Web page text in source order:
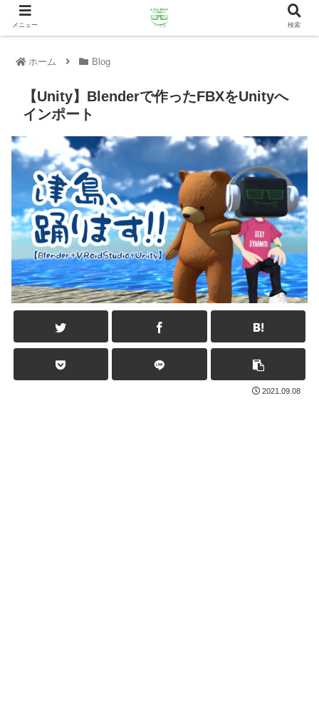
ホーム Blog
【Unity】Blenderで作ったFBXをUnityへ
インポート
2021.09.08
メニュー 検索